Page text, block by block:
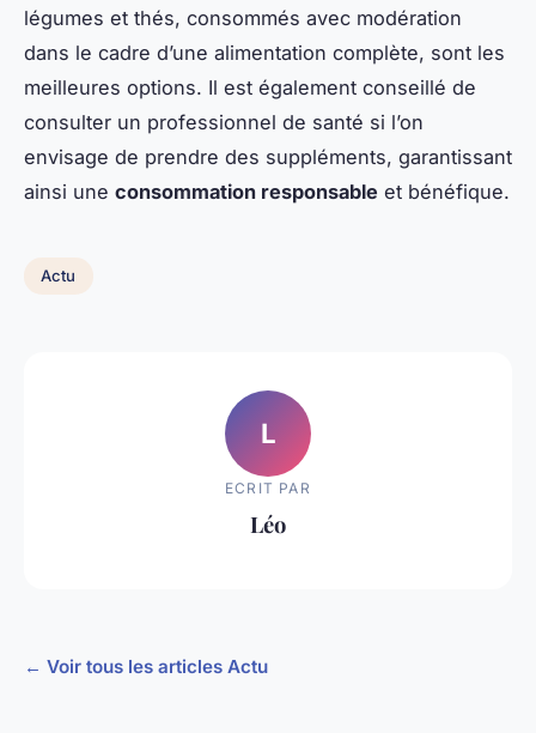
légumes et thés, consommés avec modération
dans le cadre d’une alimentation complète, sont les
meilleures options. Il est également conseillé de
consulter un professionnel de santé si l’on
envisage de prendre des suppléments, garantissant
ainsi une consommation responsable et bénéfique.
Actu
L
ECRIT PAR
Léo
← Voir tous les articles Actu